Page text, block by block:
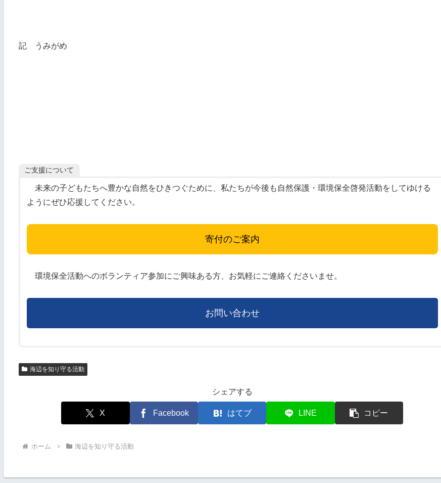
記 うみがめ
ご支援について
未来の子どもたちへ豊かな自然をひきつぐために、私たちが今後も自然保護・環境保全啓発活動をしてゆける
ようにぜひ応援してください。
寄付のご案内
環境保全活動へのボランティア参加にご興味ある方、お気軽にご連絡くださいませ。
お問い合わせ
海辺を知り守る活動
シェアする
X Facebook はてブ LINE コピー
ホーム 海辺を知り守る活動